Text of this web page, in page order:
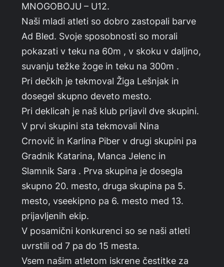
MNOGOBOJU – U12.
Naši mladi atleti so dobro zastopali barve
Ad Bled. Svoje sposobnosti so morali
pokazati v teku na 60m , v skoku v daljino,
suvanju težke žoge in teku na 300m .
Pri dečkih je tekmoval Žiga Lešnjak in
dosegel skupno deveto mesto.
Pri deklicah je naš klub prijavil dve skupini.
V prvi skupini sta tekmovali Nina
Crnovič in Karlina Piber v drugi skupini pa
Gradnik Katarina, Manca Jelenc in
Slamnik Sara . Prva skupina je dosegla
skupno 20. mesto, druga skupina pa 5.
mesto, vseekipno pa 6. mesto med 13.
prijavljenih ekip.
V posamični konkurenci so se naši atleti
uvrstili od 7 pa do 15 mesta.
Vsem našim atletom iskrene čestitke za